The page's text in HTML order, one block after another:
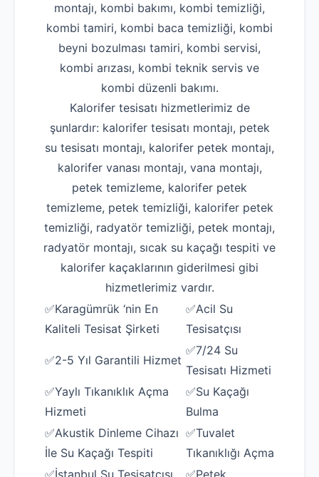
montajı, kombi bakımı, kombi temizliği,
kombi tamiri, kombi baca temizliği, kombi
beyni bozulması tamiri, kombi servisi,
kombi arızası, kombi teknik servis ve
kombi düzenli bakımı.
Kalorifer tesisatı hizmetlerimiz de
şunlardır: kalorifer tesisatı montajı, petek
su tesisatı montajı, kalorifer petek montajı,
kalorifer vanası montajı, vana montajı,
petek temizleme, kalorifer petek
temizleme, petek temizliği, kalorifer petek
temizliği, radyatör temizliği, petek montajı,
radyatör montajı, sıcak su kaçağı tespiti ve
kalorifer kaçaklarının giderilmesi gibi
hizmetlerimiz vardır.
✅Karagümrük ‘nin En
Kaliteli Tesisat Şirketi
✅Acil Su
Tesisatçısı
✅2-5 Yıl Garantili Hizmet
✅7/24 Su
Tesisatı Hizmeti
✅Yaylı Tıkanıklık Açma
Hizmeti
✅Su Kaçağı
Bulma
✅Akustik Dinleme Cihazı
İle Su Kaçağı Tespiti
✅Tuvalet
Tıkanıklığı Açma
✅İstanbul Su Tesisatçısı
✅Petek